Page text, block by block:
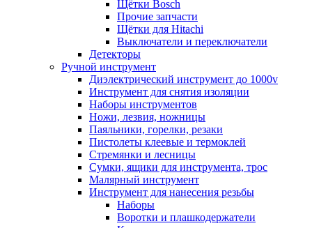
Щётки Bosch
Прочие запчасти
Щётки для Hitachi
Выключатели и переключатели
Детекторы
Ручной инструмент
Диэлектрический инструмент до 1000v
Инструмент для снятия изоляции
Наборы инструментов
Ножи, лезвия, ножницы
Паяльники, горелки, резаки
Пистолеты клеевые и термоклей
Стремянки и лесницы
Сумки, ящики для инструмента, трос
Малярный инструмент
Инструмент для нанесения резьбы
Наборы
Воротки и плашкодержатели